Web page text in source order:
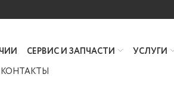
СЕРВИС И ЗАПЧАСТИ УСЛУГИ
КОНТАКТЫ